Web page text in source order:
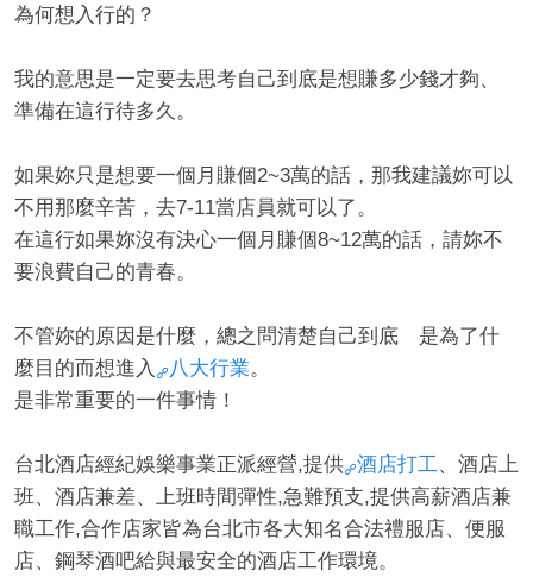
為何想入行的？
我的意思是一定要去思考自己到底是想賺多少錢才夠、
準備在這行待多久。
如果妳只是想要一個月賺個2~3萬的話，那我建議妳可以
不用那麼辛苦，去7-11當店員就可以了。
在這行如果妳沒有決心一個月賺個8~12萬的話，請妳不
要浪費自己的青春。
不管妳的原因是什麼，總之問清楚自己到底 是為了什
麼目的而想進入
八大行業。
是非常重要的一件事情！
台北酒店經紀娛樂事業正派經營,提供 酒店打工、酒店上
班、酒店兼差、上班時間彈性,急難預支,提供高薪酒店兼
職工作,合作店家皆為台北市各大知名合法禮服店、便服
店、鋼琴酒吧給與最安全的酒店工作環境。